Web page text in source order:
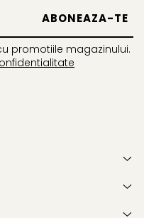
promotiile magazinului.